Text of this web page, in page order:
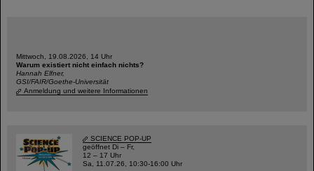
Mittwoch, 19.08.2026, 14 Uhr
Warum existiert nicht einfach nichts?
Hannah Elfner,
GSI/FAIR/Goethe-Universität
Anmeldung und weitere Informationen
SCIENCE POP-UP
geöffnet Di – Fr,
12 – 17 Uhr
Sa, 11.07.26, 10:30-16:00 Uhr